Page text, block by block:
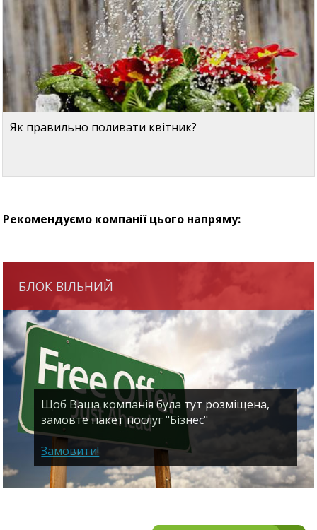
Як правильно поливати квітник?
Рекомендуємо компанії цього напряму:
БЛОК ВІЛЬНИЙ
Щоб Ваша компанія була тут розміщена,
замовте пакет послуг "Бізнес"
Замовити!